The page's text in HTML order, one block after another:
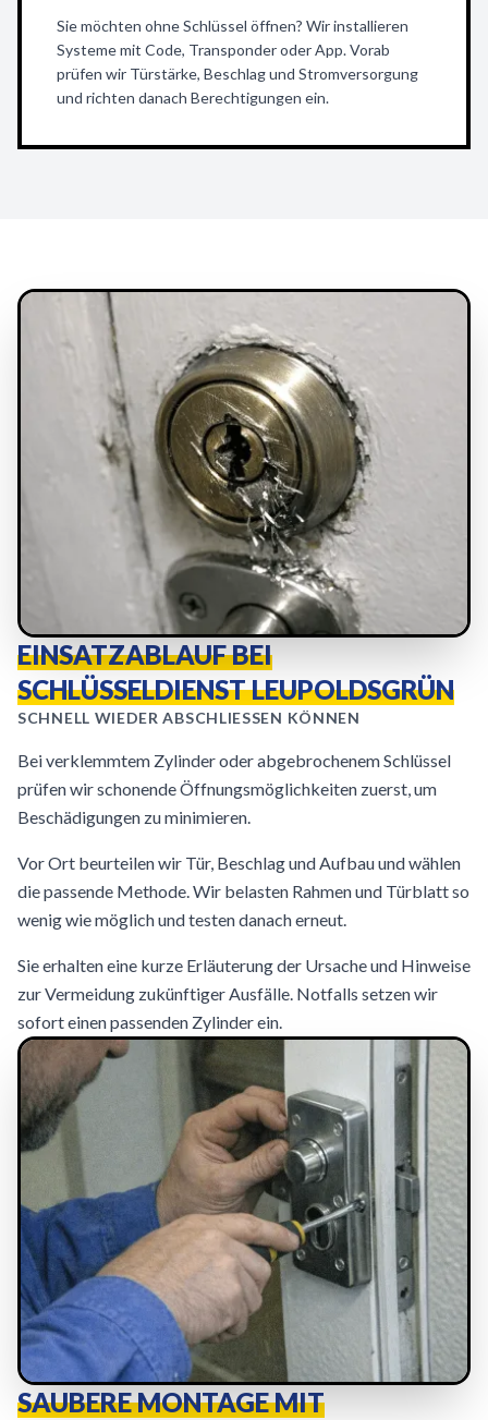
Sie möchten ohne Schlüssel öffnen? Wir installieren
Systeme mit Code, Transponder oder App. Vorab
prüfen wir Türstärke, Beschlag und Stromversorgung
und richten danach Berechtigungen ein.
EINSATZABLAUF BEI
SCHLÜSSELDIENST LEUPOLDSGRÜN
SCHNELL WIEDER ABSCHLIESSEN KÖNNEN
Bei verklemmtem Zylinder oder abgebrochenem Schlüssel
prüfen wir schonende Öffnungsmöglichkeiten zuerst, um
Beschädigungen zu minimieren.
Vor Ort beurteilen wir Tür, Beschlag und Aufbau und wählen
die passende Methode. Wir belasten Rahmen und Türblatt so
wenig wie möglich und testen danach erneut.
Sie erhalten eine kurze Erläuterung der Ursache und Hinweise
zur Vermeidung zukünftiger Ausfälle. Notfalls setzen wir
sofort einen passenden Zylinder ein.
SAUBERE MONTAGE MIT